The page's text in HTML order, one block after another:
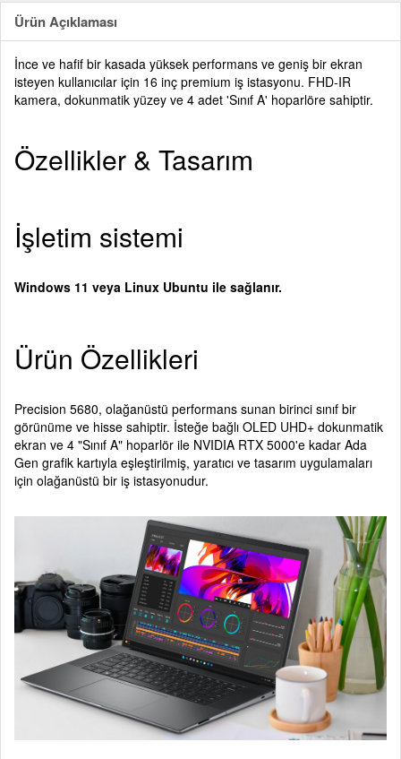
Ürün Açıklaması
İnce ve hafif bir kasada yüksek performans ve geniş bir ekran
isteyen kullanıcılar için 16 inç premium iş istasyonu. FHD-IR
kamera, dokunmatik yüzey ve 4 adet 'Sınıf A' hoparlöre sahiptir.
Özellikler & Tasarım
İşletim sistemi
Windows 11 veya Linux Ubuntu ile sağlanır.
Ürün Özellikleri
Precision 5680, olağanüstü performans sunan birinci sınıf bir
görünüme ve hisse sahiptir. İsteğe bağlı OLED UHD+ dokunmatik
ekran ve 4 "Sınıf A" hoparlör ile NVIDIA RTX 5000'e kadar Ada
Gen grafik kartıyla eşleştirilmiş, yaratıcı ve tasarım uygulamaları
için olağanüstü bir iş istasyonudur.